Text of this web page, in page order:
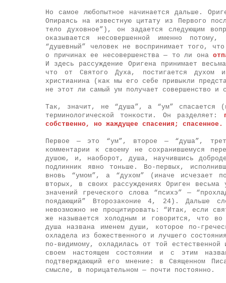
Но самое любопытное начинается дальше.
Опираясь на известную цитату из Первого
тело духовное”), он задается следующим
оказывается несовершенной именно
“душевный” человек не воспринимает того,
о причинах ее несовершенства — то ли она
И здесь рассуждение Оригена принимает
что от Святого Духа, постигается духом и
христианина (как мы его себе привыкли
не этот ли самый ум получает совершенство и
Так, значит, не “душа”, а “ум” спасается
терминологической тонкости. Он разделяет:
собственно, но жаждущее спасения; спасенное.
Первое — это “ум”, второе — “душа”,
комментарии к своему не сохранившемуся
душою, и, наоборот, душа, научившись
подлинник явно тоньше. Во-первых,
вновь “умом”, а “духом” (иначе исчезает
вторых, в своих рассуждениях Ориген
значений греческого слова “психэ” —
поядающий” Второзаконие 4, 24). Дальше
невозможно не процитировать: “Итак, если
же называется холодным и говорится, что
душа названа именем души, которое по-
охладела из божественного и лучшего
по-видимому, охладилась от той
своем настоящем состоянии и с этим
подтверждающий его мнение: в Священном
смысле, в порицательном — почти постоянно.